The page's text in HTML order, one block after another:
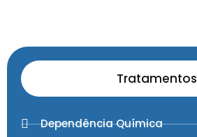
Tratamentos
Dependência Química